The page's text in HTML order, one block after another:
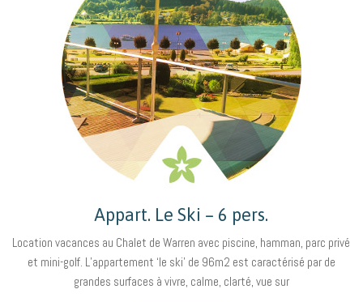
Appart. Le Ski – 6 pers.
Location vacances au Chalet de Warren avec piscine, hamman, parc privé
et mini-golf. L’appartement ‘le ski’ de 96m2 est caractérisé par de
grandes surfaces à vivre, calme, clarté, vue sur